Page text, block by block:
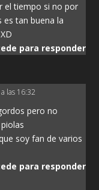
el tiempo si no por
tan buena la
para responder
las 16:32
pero no
soy fan de varios
para responder